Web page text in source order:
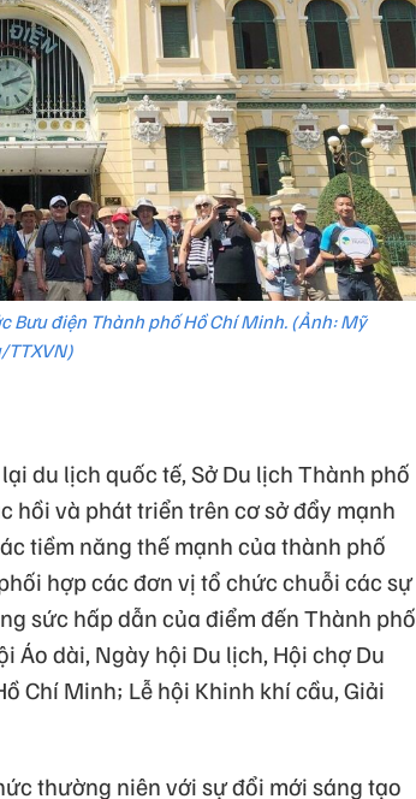
điện Thành phố Hồ Chí Minh. (Ảnh: Mỹ
TTXVN)
du lịch quốc tế, Sở Du lịch Thành phố
hồi và phát triển trên cơ sở đẩy mạnh
tiềm năng thế mạnh của thành phố
hợp các đơn vị tổ chức chuỗi các sự
sức hấp dẫn của điểm đến Thành phố
Áo dài, Ngày hội Du lịch, Hội chợ Du
Chí Minh; Lễ hội Khinh khí cầu, Giải
thường niên với sự đổi mới sáng tạo